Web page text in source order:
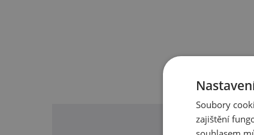
Soubory
zajištění